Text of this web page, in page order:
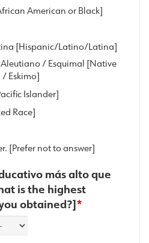
American or Black]
[Hispanic/Latino/Latina]
/ Esquimal [Native
Eskimo]
Islander]
Race]
[Prefer not to answer]
más alto que
is the highest
obtained?]